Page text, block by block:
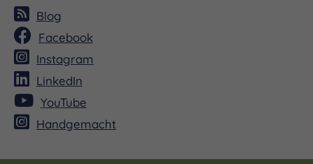
Blog
Facebook
Instagram
LinkedIn
YouTube
Handgemacht